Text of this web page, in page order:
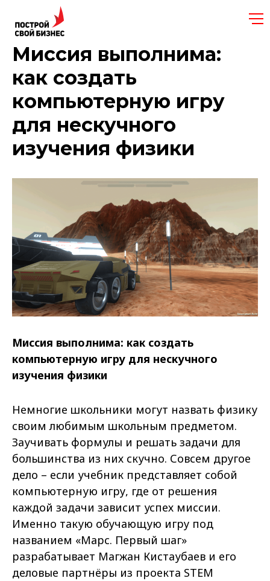
Миссия выполнима:
как создать
компьютерную игру
для нескучного
изучения физики
Миссия выполнима: как создать
компьютерную игру для нескучного
изучения физики
Немногие школьники могут назвать физику
своим любимым школьным предметом.
Заучивать формулы и решать задачи для
большинства из них скучно. Совсем другое
дело – если учебник представляет собой
компьютерную игру, где от решения
каждой задачи зависит успех миссии.
Именно такую обучающую игру под
названием «Марс. Первый шаг»
разрабатывает Магжан Кистаубаев и его
деловые партнёры из проекта STEM